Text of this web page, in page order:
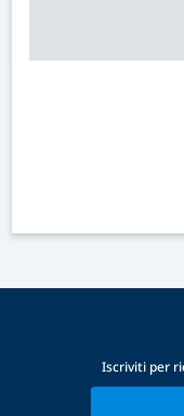
Iscriviti per